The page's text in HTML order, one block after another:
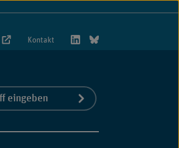
Kontakt
Jetzt suchen